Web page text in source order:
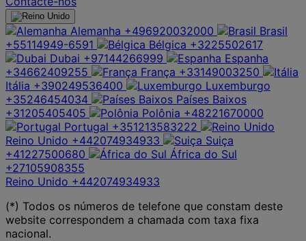
Alemanha +496920032000
Brasil
+55114949-6591
Bélgica +3225502617
Dubai +97144266999
Espanha
+34662409255
França +33149003250
Itália +390249536400
Luxemburgo
+35246454034
Países Baixos
+31205405405
Polônia +48221670000
Portugal +351213583222
Reino Unido +442074934933
Suiça
+41227500680
África do Sul
+27105908355
Reino Unido +442074934933
(*) Todos os números de telefone que constam deste
website correspondem a chamada com taxa fixa
nacional.